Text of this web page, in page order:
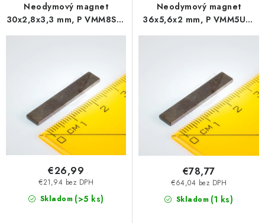
Neodymový magnet
30x2,8x3,3 mm, P VMM8SH-
150 °C
Skladom (>5 ks)
€21,94 bez DPH
€26,99
Neodymový magnet
36x5,6x2 mm, P VMM5UH-
180 °C
Skladom (1 ks)
€64,04 bez DPH
€78,77